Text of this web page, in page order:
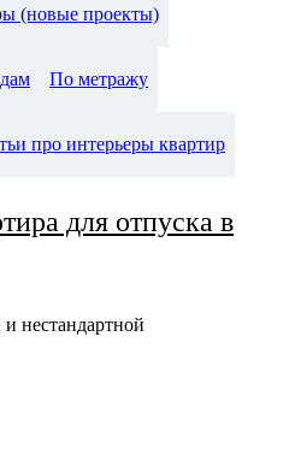
(новые проекты)
По метражу
про интерьеры квартир
для отпуска в
нестандартной